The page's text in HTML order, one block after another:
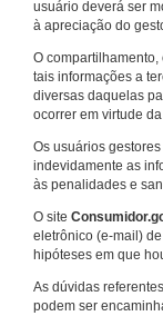
usuário deverá ser
à apreciação do
O
tais informações a
diversas daquelas
ocorrer em virtude
Os usuários
indevidamente as
às penalidades e
O site
eletrônico (e-mail)
hipóteses em que
As dúvidas
podem ser